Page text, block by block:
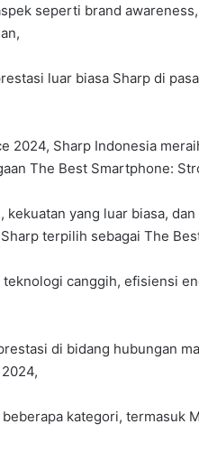
seperti brand
luar biasa Sharp di
2024, Sharp Indonesia
The Best Smartphone:
kekuatan yang luar biasa,
terpilih sebagai The
teknologi canggih, efisiensi
di bidang hubungan
kategori, termasuk